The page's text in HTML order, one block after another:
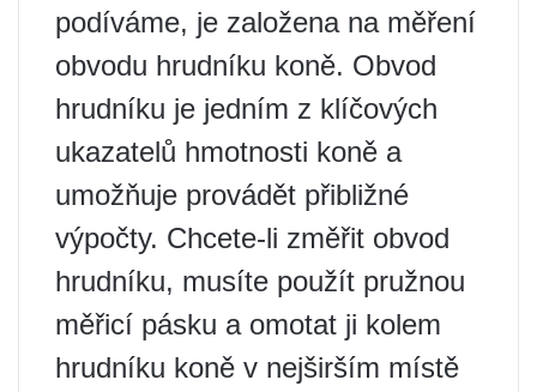
podíváme, je založena na měření
obvodu hrudníku koně. Obvod
hrudníku je jedním z klíčových
ukazatelů hmotnosti koně a
umožňuje provádět přibližné
výpočty. Chcete-li změřit obvod
hrudníku, musíte použít pružnou
měřicí pásku a omotat ji kolem
hrudníku koně v nejširším místě